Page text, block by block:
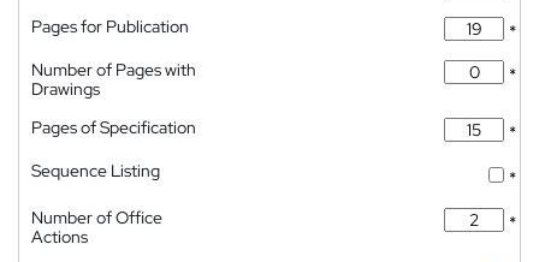
Pages for Publication
*
Number of Pages with
Drawings
*
Pages of Specification
*
Sequence Listing
*
Number of Office
Actions
*